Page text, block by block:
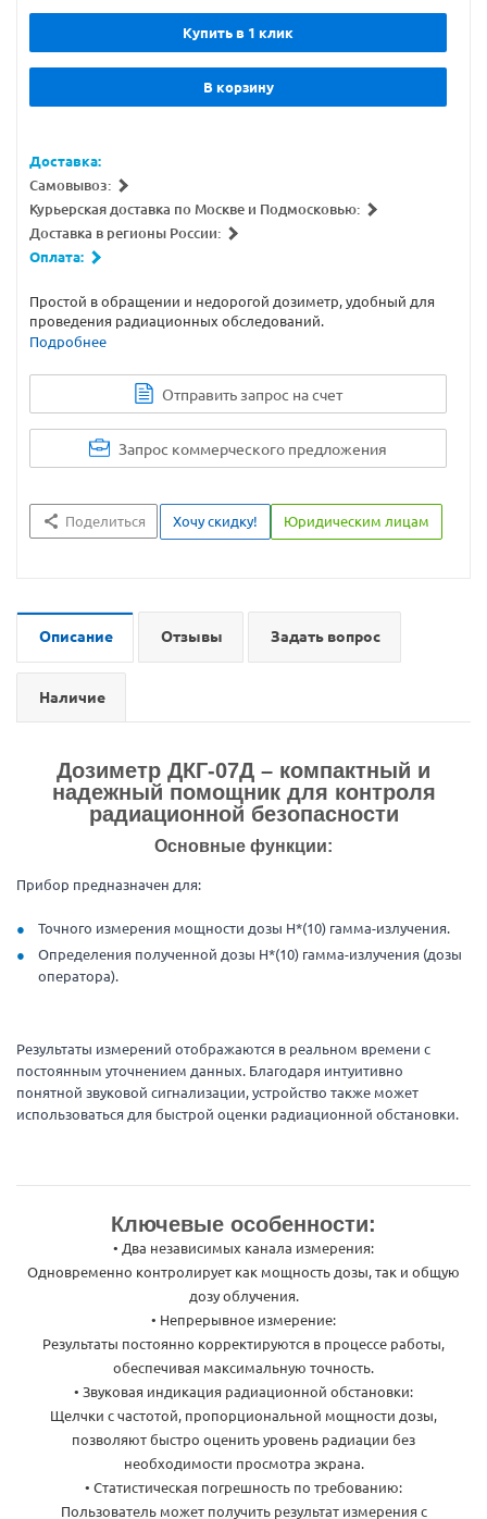
Купить в 1 клик
В корзину
Доставка:
Самовывоз:
Курьерская доставка по Москве и Подмосковью:
Доставка в регионы России:
Оплата:
Простой в обращении и недорогой дозиметр, удобный для
проведения радиационных обследований.
Подробнее
Отправить запрос на счет
Запрос коммерческого предложения
Поделиться Хочу скидку! Юридическим лицам
Описание Отзывы Задать вопрос
Наличие
Дозиметр ДКГ-07Д – компактный и
надежный помощник для контроля
радиационной безопасности
Основные функции:
Прибор предназначен для:
Точного измерения мощности дозы Н*(10) гамма-излучения.
Определения полученной дозы Н*(10) гамма-излучения (дозы
оператора).
Результаты измерений отображаются в реальном времени с
постоянным уточнением данных. Благодаря интуитивно
понятной звуковой сигнализации, устройство также может
использоваться для быстрой оценки радиационной обстановки.
Ключевые особенности:
• Два независимых канала измерения:
Одновременно контролирует как мощность дозы, так и общую
дозу облучения.
• Непрерывное измерение:
Результаты постоянно корректируются в процессе работы,
обеспечивая максимальную точность.
• Звуковая индикация радиационной обстановки:
Щелчки с частотой, пропорциональной мощности дозы,
позволяют быстро оценить уровень радиации без
необходимости просмотра экрана.
• Статистическая погрешность по требованию:
Пользователь может получить результат измерения с